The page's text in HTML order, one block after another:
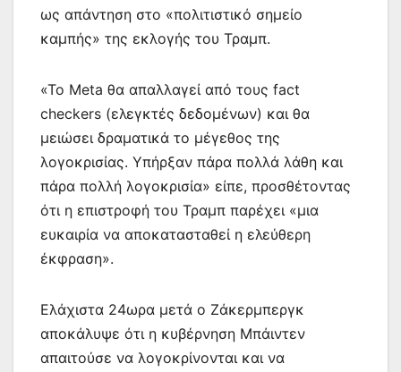
ως απάντηση στο «πολιτιστικό σημείο
καμπής» της εκλογής του Τραμπ.
«Το Meta θα απαλλαγεί από τους fact
checkers (ελεγκτές δεδομένων) και θα
μειώσει δραματικά το μέγεθος της
λογοκρισίας. Υπήρξαν πάρα πολλά λάθη και
πάρα πολλή λογοκρισία» είπε, προσθέτοντας
ότι η επιστροφή του Τραμπ παρέχει «μια
ευκαιρία να αποκατασταθεί η ελεύθερη
έκφραση».
Ελάχιστα 24ωρα μετά ο Ζάκερμπεργκ
αποκάλυψε ότι η κυβέρνηση Μπάιντεν
απαιτούσε να λογοκρίνονται και να